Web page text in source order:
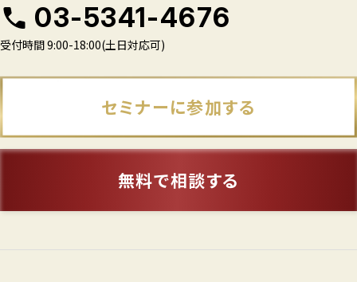
03-5341-4676
受付時間 9:00-18:00(土日対応可)
セミナーに参加する
無料で相談する